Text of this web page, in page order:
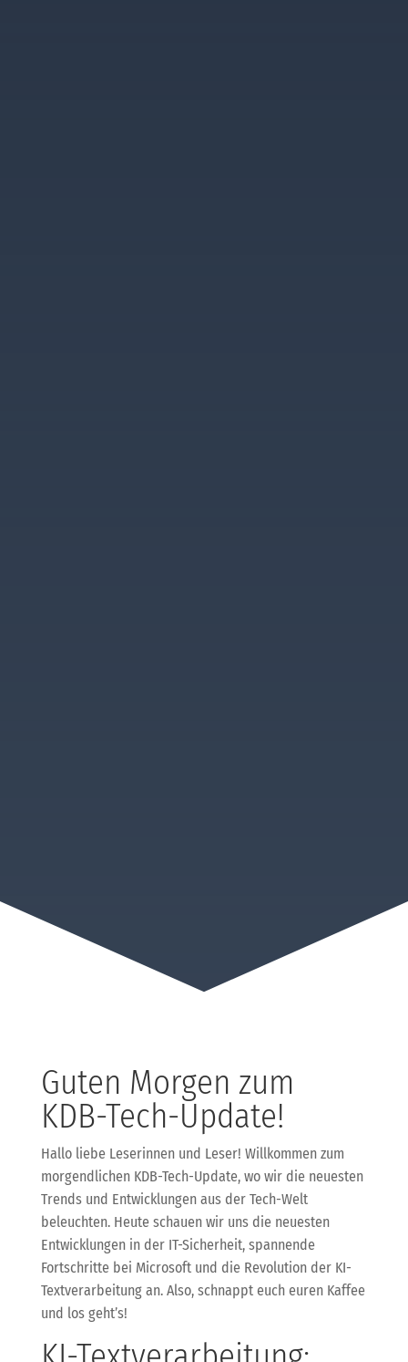
Guten Morgen zum
KDB-Tech-Update!
Hallo liebe Leserinnen und Leser! Willkommen zum
morgendlichen KDB-Tech-Update, wo wir die neuesten
Trends und Entwicklungen aus der Tech-Welt
beleuchten. Heute schauen wir uns die neuesten
Entwicklungen in der IT-Sicherheit, spannende
Fortschritte bei Microsoft und die Revolution der KI-
Textverarbeitung an. Also, schnappt euch euren Kaffee
und los geht’s!